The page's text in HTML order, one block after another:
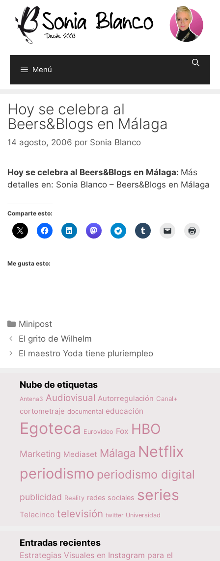
contenido
Menú
Hoy se celebra al
Beers&Blogs en Málaga
14 agosto, 2006 por Sonia Blanco
Hoy se celebra al Beers&Blogs en Málaga: Más
detalles en: Sonia Blanco – Beers&Blogs en Málaga
Comparte esto:
Me gusta esto:
Categorías
Minipost
El grito de Wilhelm
El maestro Yoda tiene pluriempleo
Nube de etiquetas
Antena3 Audiovisual Autorregulación Canal+
cortometraje documental educación
Egoteca Eurovideo Fox HBO
Marketing Mediaset Málaga Netflix
periodismo periodismo digital
publicidad Reality redes sociales series
Telecinco televisión twitter Universidad
Entradas recientes
Estrategias Visuales en Instagram para el